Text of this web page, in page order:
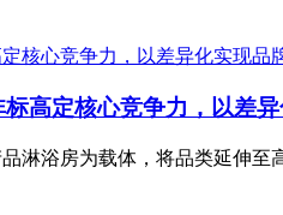
高定核心竞争力，以差
淋浴房为载体，将品类延伸